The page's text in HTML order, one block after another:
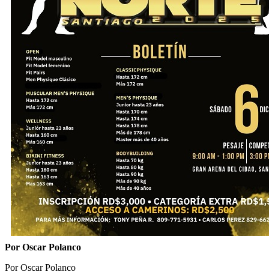
Por Oscar Polanco
Por Oscar Polanco